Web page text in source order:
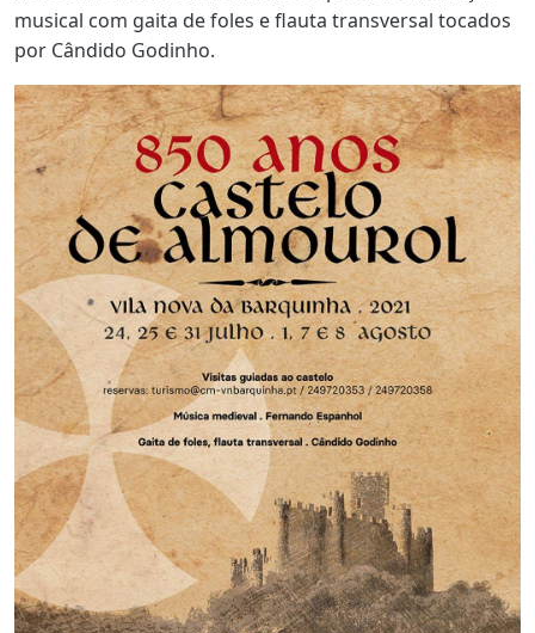
musical com gaita de foles e flauta transversal tocados
por Cândido Godinho.